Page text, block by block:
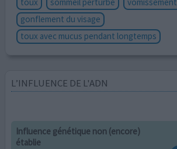
gonflement du visage
toux avec mucus pendant longtemps
L’INFLUENCE DE L'ADN
Influence génétique non (encore)
établie